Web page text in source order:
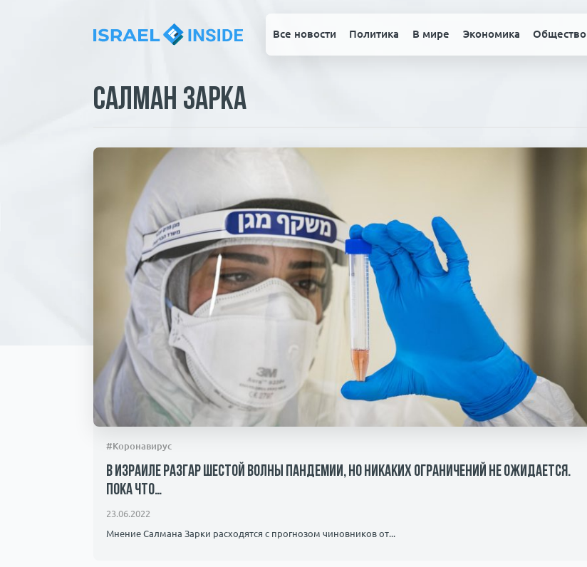
Все новости Политика В мире Экономика Общество
Салман Зарка
#Коронавирус
В Израиле разгар шестой волны пандемии, но никаких ограничений не ожидается.
Пока что…
23.06.2022
Мнение Салмана Зарки расходятся с прогнозом чиновников от...